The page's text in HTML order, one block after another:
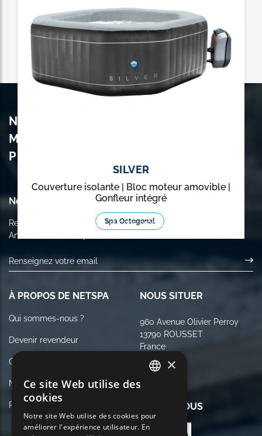
ASPEN
Couverture isolante | Bloc moteur amovible |
Compact | Finition texturée
SILVER
Couverture isolante | Bloc moteur amovible |
Gonfleur intégré
Spa Octogonal
NETSPA EST UNE
MARQUE DU GROUPE
POOLSTAR !
Newsletter
Recevez des informations sur nos produits et notre actualité.
Annulez votre inscription à tout moment.
À PROPOS DE NETSPA
Qui sommes-nous ?
Devenir revendeur
Contactez-nous
Mentions légales
Politique de Confidentialité
NOUS SITUER
960 Avenue Olivier Perroy
13790 ROUSSET
France
SUIVEZ NOUS
FRENCH
GERMAN
×
Ce site Web utilise des
cookies
Notre site Web utilise des cookies pour
améliorer l'expérience utilisateur. En